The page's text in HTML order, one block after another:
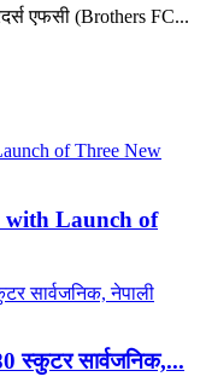
एफसी (Brothers FC...
with Launch of
स्कुटर सार्वजनिक,...